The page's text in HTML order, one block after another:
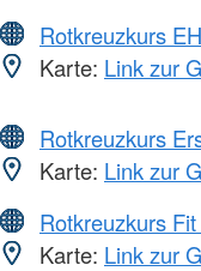
Rotkreuzkurs
Karte: Link zur
Rotkreuzkurs
Karte: Link zur
Rotkreuzkurs
Karte: Link zur